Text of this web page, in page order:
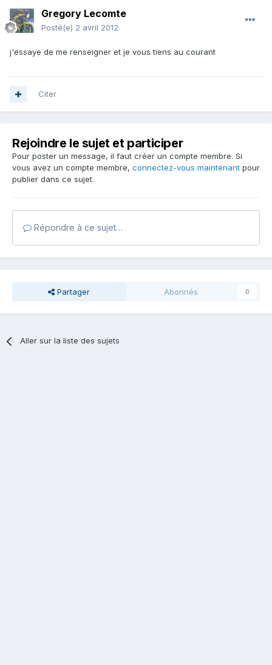
Gregory Lecomte
Posté(e) 2 avril 2012
j'essaye de me renseigner et je vous tiens au courant
Citer
Rejoindre le sujet et participer
Pour poster un message, il faut créer un compte membre. Si
vous avez un compte membre, connectez-vous maintenant pour
publier dans ce sujet.
Répondre à ce sujet…
Partager Abonnés 0
Aller sur la liste des sujets